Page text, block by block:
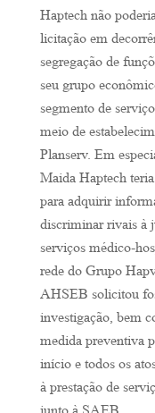
Haptech não
licitação em
segregação de
seu grupo
segmento de
meio de
Planserv. Em
Maida Haptech
para adquirir
discriminar rivais à
serviços médico-
rede do Grupo
AHSEB solicitou
investigação, bem
medida preventiva
início e todos os
à prestação de